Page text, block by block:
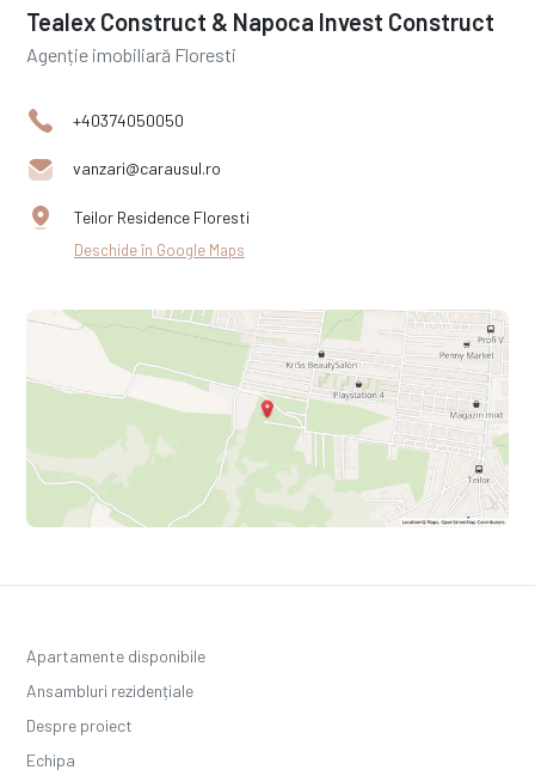
Tealex Construct & Napoca Invest Construct
Agenție imobiliară Floresti
+40374050050
vanzari@carausul.ro
Teilor Residence Floresti
Deschide în Google Maps
Apartamente disponibile
Ansambluri rezidențiale
Despre proiect
Echipa